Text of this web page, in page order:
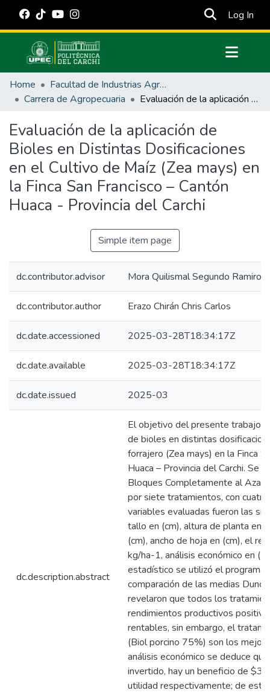
Log In
Communities & Collections
All of DSpace
Estadísticas Externas
Manuales
Home
Facultad de Industrias Agropecuarias y Ciencias Ambientales
Carrera de Agropecuaria
Evaluación de la aplicación de Bioles en Distintas Dosificaciones en el Cultivo de Maíz (Zea mays) en la Finca San Francisco – Cantón Huaca - Provincia del Carchi
Evaluación de la aplicación de
Bioles en Distintas Dosificaciones
en el Cultivo de Maíz (Zea mays) en
la Finca San Francisco – Cantón
Huaca - Provincia del Carchi
Simple item page
dc.contributor.advisor Mora Quilismal Segundo Ramiro
dc.contributor.author Erazo Chirán Chris Carlos
dc.date.accessioned 2025-03-28T18:34:17Z
dc.date.available 2025-03-28T18:34:17Z
dc.date.issued 2025-03
dc.description.abstract
El objetivo del presente trabajo
de bioles en distintas
forrajero (Zea mays) en la Finca
Huaca – Provincia del Carchi. Se
Bloques Completamente al Azar
por siete tratamientos, con
variables evaluadas fueron las
tallo en (cm), altura de planta en
(cm), ancho de hoja en (cm), el
kg/ha-1, análisis económico en
estadístico se utilizó el programa
comparación de las medias
revelaron que todos los
rendimientos productivos
rentables, sin embargo, el
(Biol porcino 75%) son los
análisis económico se deduce
invertido, hay un beneficio de
utilidad respectivamente; de